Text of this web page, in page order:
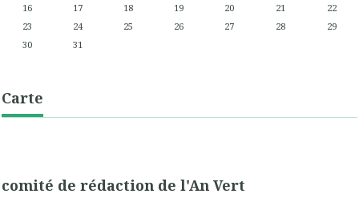
16
17 18 19 20 21
22
23
24 25 26 27 28
29
30
31
Carte
comité de rédaction de l'An Vert